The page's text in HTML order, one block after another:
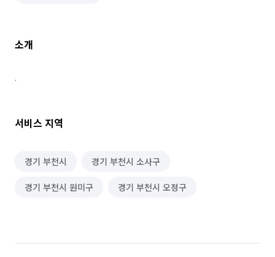
소개
.
서비스 지역
경기 부천시 경기 부천시 소사구
경기 부천시 원미구 경기 부천시 오정구